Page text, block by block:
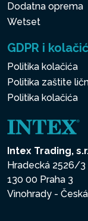
Dodatna oprema
Wetset
GDPR i
Politika kolačića
Politika zaštite
Politika kolačića
Intex Trading,
Hradecká 2526/3
130 00 Praha 3
Vinohrady -